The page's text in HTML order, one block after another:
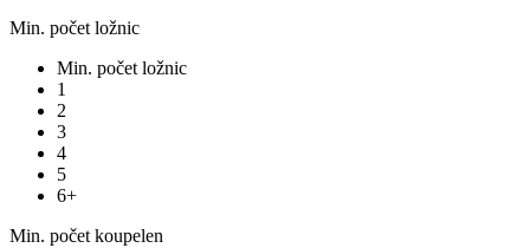
Min. počet ložnic
Min. počet ložnic
1
2
3
4
5
6+
Min. počet koupelen